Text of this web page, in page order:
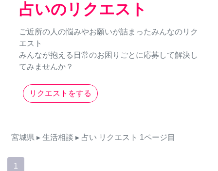
占いのリクエスト
ご近所の人の悩みやお願いが詰まったみんなのリク
エスト
みんなが抱える日常のお困りごとに応募して解決し
てみませんか？
リクエストをする
宮城県 ▸ 生活相談 ▸ 占い リクエスト 1ページ目
1